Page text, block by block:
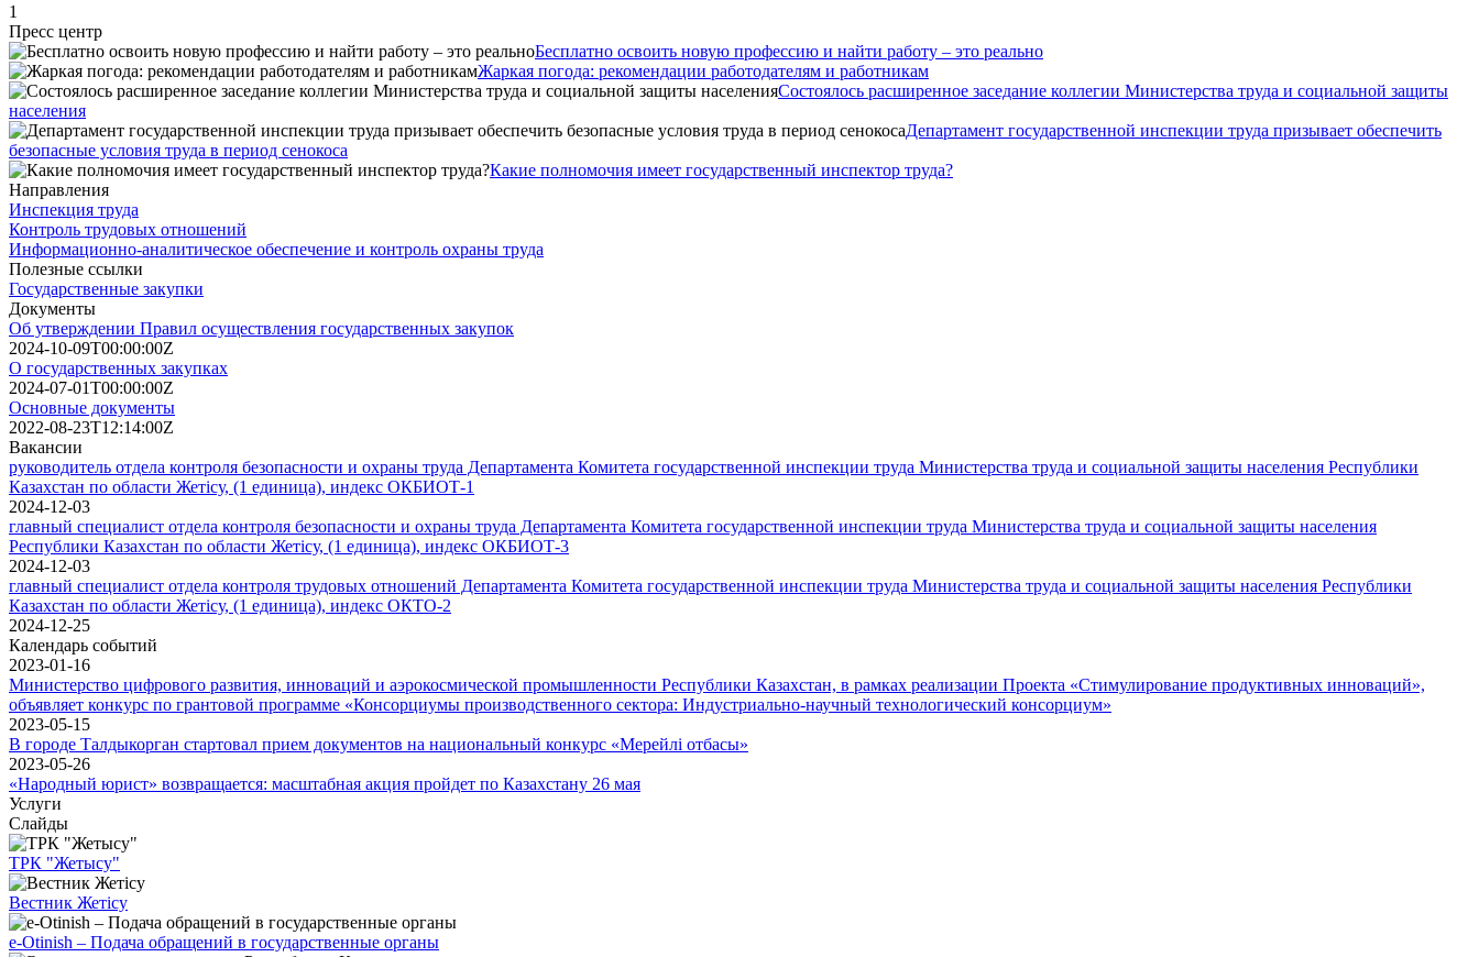
1
Пресс центр
Бесплатно освоить новую профессию и найти работу – это реально
Жаркая погода: рекомендации работодателям и работникам
Состоялось расширенное заседание коллегии Министерства труда и социальной защиты
населения
Департамент государственной инспекции труда призывает обеспечить
безопасные условия труда в период сенокоса
Какие полномочия имеет государственный инспектор труда?
Направления
Инспекция труда
Контроль трудовых отношений
Информационно-аналитическое обеспечение и контроль охраны труда
Полезные ссылки
Государственные закупки
Документы
Об утверждении Правил осуществления государственных закупок
2024-10-09T00:00:00Z
О государственных закупках
2024-07-01T00:00:00Z
Основные документы
2022-08-23T12:14:00Z
Вакансии
руководитель отдела контроля безопасности и охраны труда Департамента Комитета государственной инспекции труда Министерства труда и социальной защиты населения Республики
Казахстан по области Жетісу, (1 единица), индекс ОКБИОТ-1
2024-12-03
главный специалист отдела контроля безопасности и охраны труда Департамента Комитета государственной инспекции труда Министерства труда и социальной защиты населения
Республики Казахстан по области Жетісу, (1 единица), индекс ОКБИОТ-3
2024-12-03
главный специалист отдела контроля трудовых отношений Департамента Комитета государственной инспекции труда Министерства труда и социальной защиты населения Республики
Казахстан по области Жетісу, (1 единица), индекс ОКТО-2
2024-12-25
Календарь событий
2023-01-16
Министерство цифрового развития, инноваций и аэрокосмической промышленности Республики Казахстан, в рамках реализации Проекта «Стимулирование продуктивных инноваций»,
объявляет конкурс по грантовой программе «Консорциумы производственного сектора: Индустриально-научный технологический консорциум»
2023-05-15
В городе Талдыкорган стартовал прием документов на национальный конкурс «Мерейлі отбасы»
2023-05-26
«Народный юрист» возвращается: масштабная акция пройдет по Казахстану 26 мая
Услуги
Слайды
ТРК "Жетысу"
Вестник Жетісу
e-Otinish – Подача обращений в государственные органы